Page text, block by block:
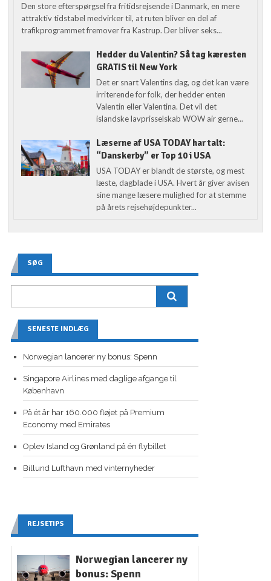
Den store efterspørgsel fra fritidsrejsende i Danmark, en mere
attraktiv tidstabel medvirker til, at ruten bliver en del af
trafikprogrammet fremover fra Kastrup. Der bliver seks...
Hedder du Valentin? Så tag kæresten
GRATIS til New York
Det er snart Valentins dag, og det kan være
irriterende for folk, der hedder enten
Valentin eller Valentina. Det vil det
islandske lavprisselskab WOW air gerne...
Læserne af USA TODAY har talt:
“Danskerby” er Top 10 i USA
USA TODAY er blandt de største, og mest
læste, dagblade i USA. Hvert år giver avisen
sine mange læsere mulighed for at stemme
på årets rejsehøjdepunkter...
SØG
SENESTE INDLÆG
Norwegian lancerer ny bonus: Spenn
Singapore Airlines med daglige afgange til
København
På ét år har 160.000 fløjet på Premium
Economy med Emirates
Oplev Island og Grønland på én flybillet
Billund Lufthavn med vinternyheder
REJSETIPS
Norwegian lancerer ny
bonus: Spenn